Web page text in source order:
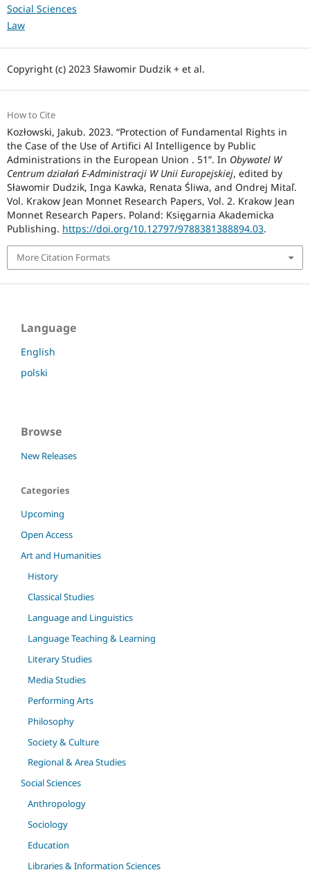
Social Sciences
Law
Copyright (c) 2023 Sławomir Dudzik + et al.
How to Cite
Kozłowski, Jakub. 2023. “Protection of Fundamental Rights in
the Case of the Use of Artifici Al Intelligence by Public
Administrations in the European Union . 51”. In Obywatel W
Centrum działań E-Administracji W Unii Europejskiej, edited by
Sławomir Dudzik, Inga Kawka, Renata Śliwa, and Ondrej Mitaľ.
Vol. Krakow Jean Monnet Research Papers, Vol. 2. Krakow Jean
Monnet Research Papers. Poland: Księgarnia Akademicka
Publishing. https://doi.org/10.12797/9788381388894.03.
More Citation Formats
Language
English
polski
Browse
New Releases
Categories
Upcoming
Open Access
Art and Humanities
History
Classical Studies
Language and Linguistics
Language Teaching & Learning
Literary Studies
Media Studies
Performing Arts
Philosophy
Society & Culture
Regional & Area Studies
Social Sciences
Anthropology
Sociology
Education
Libraries & Information Sciences